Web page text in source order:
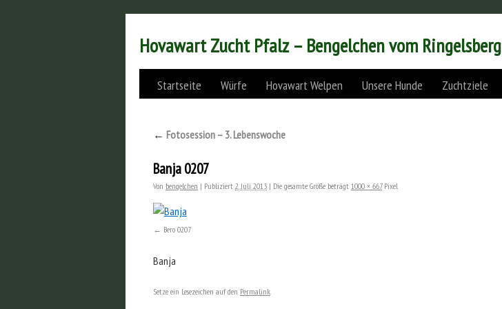
Hovawart Zucht Pfalz – Bengelchen vom Ringelsberg
Startseite Würfe Hovawart Welpen Unsere Hunde Zuchtziele
← Fotosession – 3. Lebenswoche
Banja 0207
Von bengelchen | Publiziert 2. Juli 2013 | Die gesamte Größe beträgt 1000 × 667Pixel
Bero 0207
Banja
Setze ein Lesezeichen auf den Permalink.